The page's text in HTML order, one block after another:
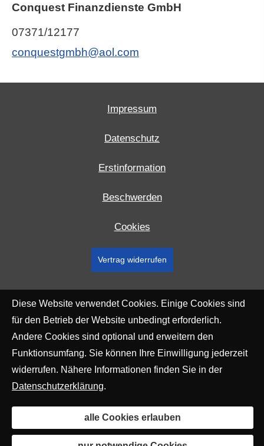
Conquest Finanzdienste GmbH
07371/12177
conquestgmbh@aol.com
Impressum
Datenschutz
Erstinformation
Beschwerden
Cookies
Vertrag widerrufen
Diese Website verwendet Cookies. Einige Cookies sind
für den Betrieb der Website unbedingt erforderlich.
Andere Cookies sind optional und erweitern den
Funktionsumfang. Sie können Ihre Einwilligung jederzeit
widerrufen. Nähere Informationen finden Sie in der
Datenschutzerklärung.
alle Cookies erlauben